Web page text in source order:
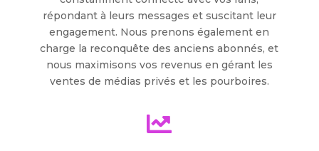
répondant à leurs messages et suscitant leur
engagement. Nous prenons également en
charge la reconquête des anciens abonnés, et
nous maximisons vos revenus en gérant les
ventes de médias privés et les pourboires.
